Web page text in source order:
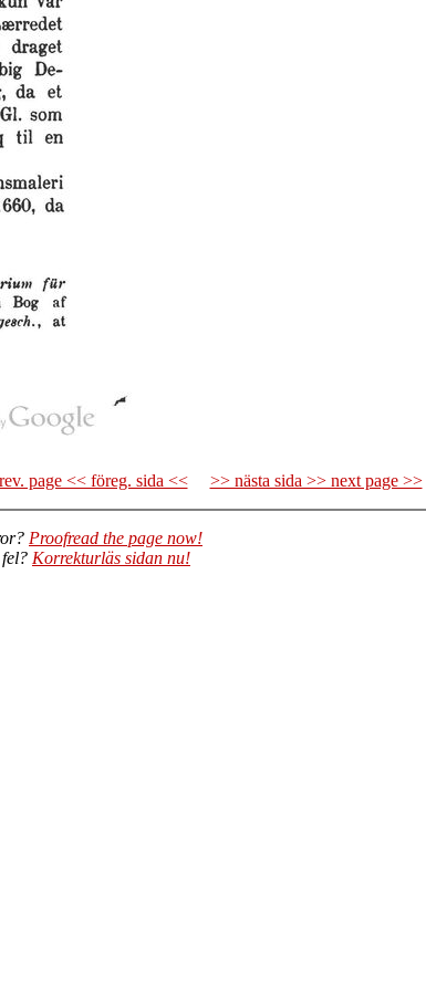
page << föreg. sida << >> nästa sida >> next page >>
Proofread the page now!
Korrekturläs sidan nu!